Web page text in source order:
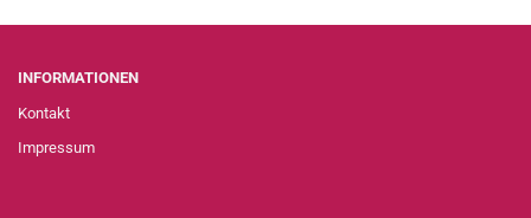
INFORMATIONEN
Kontakt
Impressum